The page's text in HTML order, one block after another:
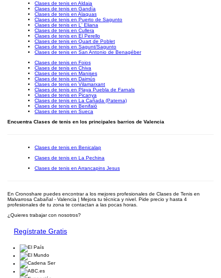
Clases de tenis en Aldaia
Clases de tenis en Gandía
Clases de tenis en Alaquas
Clases de tenis en Puerto de Sagunto
Clases de tenis en L' Eliana
Clases de tenis en Cullera
Clases de tenis en El Perello
Clases de tenis en Quart de Poblet
Clases de tenis en Sagunt/Sagunto
Clases de tenis en San Antonio de Benagéber
Clases de tenis en Foios
Clases de tenis en Chiva
Clases de tenis en Manises
Clases de tenis en Daimús
Clases de tenis en Vilamarxant
Clases de tenis en Playa Puebla de Farnals
Clases de tenis en Picanya
Clases de tenis en La Cañada (Paterna)
Clases de tenis en Benifaió
Clases de tenis en Sueca
Encuentra Clases de tenis en los principales barrios de Valencia
Clases de tenis en Benicalap
Clases de tenis en La Pechina
Clases de tenis en Arrancapins Jesus
En Cronoshare puedes encontrar a los mejores profesionales de Clases de Tenis en
Malvarrosa Cabañal - Valencia | Mejora tu técnica y nivel. Pide precio y hasta 4
profesionales de tu zona te contactan a las pocas horas.
¿Quieres trabajar con nosotros?
Regístrate Gratis